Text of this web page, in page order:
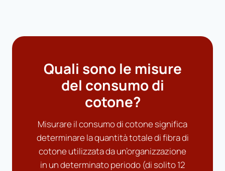
Quali sono le misure
del consumo di
cotone?
Misurare il consumo di cotone significa
determinare la quantità totale di fibra di
cotone utilizzata da un’organizzazione
in un determinato periodo (di solito 12